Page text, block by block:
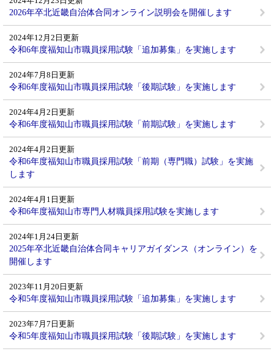
2026年卒北近畿自治体合同オンライン説明会を開催します
2024年12月2日更新
令和6年度福知山市職員採用試験「追加募集」を実施します
2024年7月8日更新
令和6年度福知山市職員採用試験「後期試験」を実施します
2024年4月2日更新
令和6年度福知山市職員採用試験「前期試験」を実施します
2024年4月2日更新
令和6年度福知山市職員採用試験「前期（専門職）試験」を実施
します
2024年4月1日更新
令和6年度福知山市専門人材職員採用試験を実施します
2024年1月24日更新
2025年卒北近畿自治体合同キャリアガイダンス（オンライン）を
開催します
2023年11月20日更新
令和5年度福知山市職員採用試験「追加募集」を実施します
2023年7月7日更新
令和5年度福知山市職員採用試験「後期試験」を実施します